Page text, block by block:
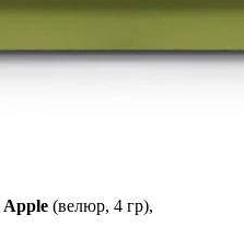
Apple (велюр, 4 гр),